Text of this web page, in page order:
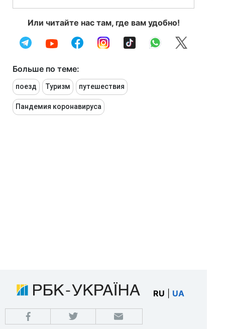
Или читайте нас там, где вам удобно!
Больше по теме:
поезд Туризм путешествия
Пандемия коронавируса
RU UA